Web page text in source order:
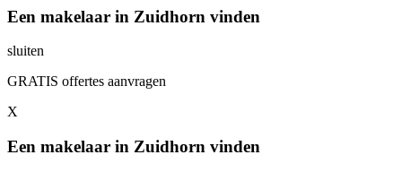
Een makelaar in Zuidhorn vinden
sluiten
GRATIS offertes aanvragen
X
Een makelaar in Zuidhorn vinden